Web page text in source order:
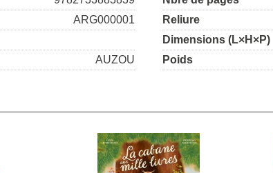
ARG000001
AUZOU
Reliure
Dimensions (L×H×P)
Poids